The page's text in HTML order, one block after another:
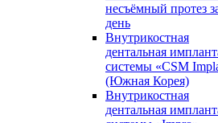
несъёмный протез
день
Внутрикостная
дентальная
системы «CSM
(Южная Корея)
Внутрикостная
дентальная